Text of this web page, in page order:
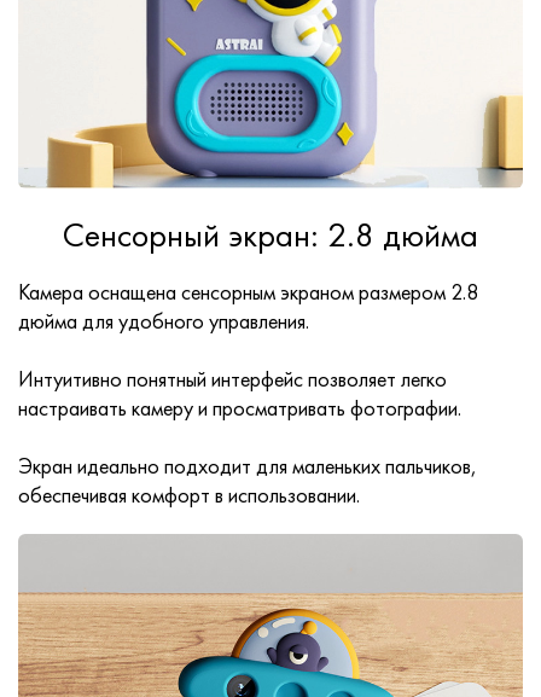
Сенсорный экран: 2.8 дюйма
Камера оснащена сенсорным экраном размером 2.8
дюйма для удобного управления.
Интуитивно понятный интерфейс позволяет легко
настраивать камеру и просматривать фотографии.
Экран идеально подходит для маленьких пальчиков,
обеспечивая комфорт в использовании.